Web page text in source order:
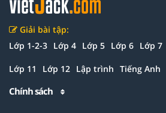
Giải bài tập:
Lớp 1-2-3 Lớp 4 Lớp 5 Lớp 6 Lớp 7
Lớp 11 Lớp 12 Lập trình Tiếng Anh
Chính sách